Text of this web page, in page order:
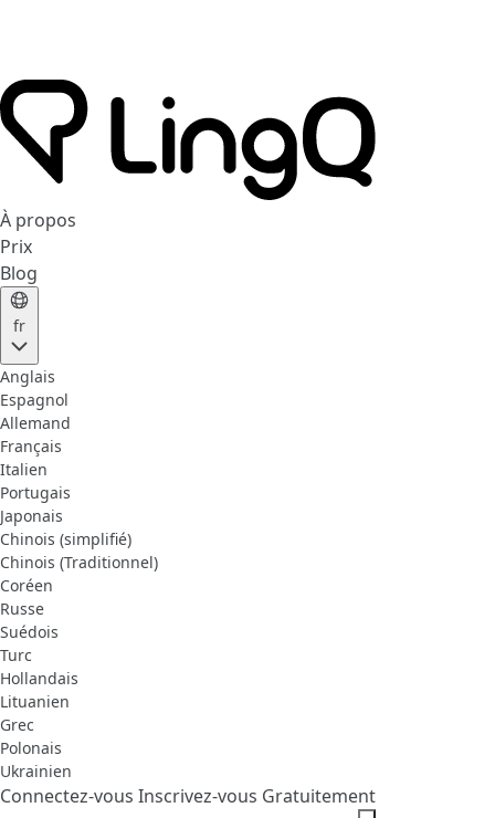
À propos
Prix
Blog
fr
Anglais
Espagnol
Allemand
Français
Italien
Portugais
Japonais
Chinois (simplifié)
Chinois (Traditionnel)
Coréen
Russe
Suédois
Turc
Hollandais
Lituanien
Grec
Polonais
Ukrainien
Connectez-vous Inscrivez-vous Gratuitement